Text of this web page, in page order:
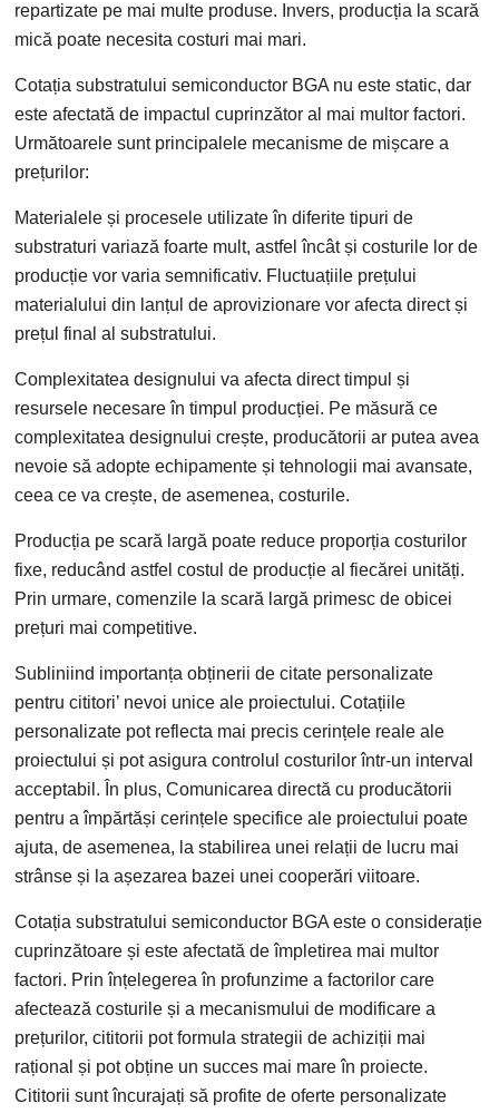
repartizate pe mai multe produse. Invers, producția la scară
mică poate necesita costuri mai mari.
Cotația substratului semiconductor BGA nu este static, dar
este afectată de impactul cuprinzător al mai multor factori.
Următoarele sunt principalele mecanisme de mișcare a
prețurilor:
Materialele și procesele utilizate în diferite tipuri de
substraturi variază foarte mult, astfel încât și costurile lor de
producție vor varia semnificativ. Fluctuațiile prețului
materialului din lanțul de aprovizionare vor afecta direct și
prețul final al substratului.
Complexitatea designului va afecta direct timpul și
resursele necesare în timpul producției. Pe măsură ce
complexitatea designului crește, producătorii ar putea avea
nevoie să adopte echipamente și tehnologii mai avansate,
ceea ce va crește, de asemenea, costurile.
Producția pe scară largă poate reduce proporția costurilor
fixe, reducând astfel costul de producție al fiecărei unități.
Prin urmare, comenzile la scară largă primesc de obicei
prețuri mai competitive.
Subliniind importanța obținerii de citate personalizate
pentru cititori’ nevoi unice ale proiectului. Cotațiile
personalizate pot reflecta mai precis cerințele reale ale
proiectului și pot asigura controlul costurilor într-un interval
acceptabil. În plus, Comunicarea directă cu producătorii
pentru a împărtăși cerințele specifice ale proiectului poate
ajuta, de asemenea, la stabilirea unei relații de lucru mai
strânse și la așezarea bazei unei cooperări viitoare.
Cotația substratului semiconductor BGA este o considerație
cuprinzătoare și este afectată de împletirea mai multor
factori. Prin înțelegerea în profunzime a factorilor care
afectează costurile și a mecanismului de modificare a
prețurilor, cititorii pot formula strategii de achiziții mai
rațional și pot obține un succes mai mare în proiecte.
Cititorii sunt încurajați să profite de oferte personalizate